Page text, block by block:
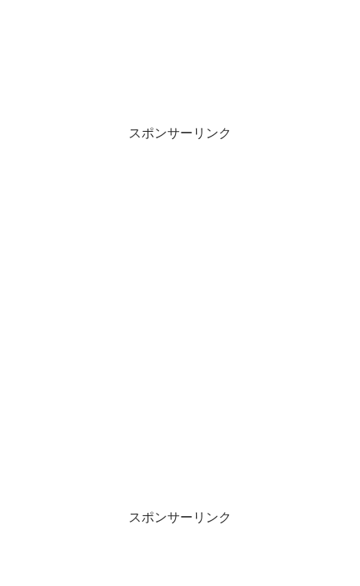
スポンサーリンク
スポンサーリンク